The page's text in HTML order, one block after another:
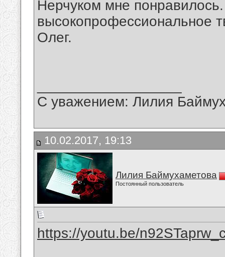
Нерчуком мне
высокопрофессиональное
Олег.
С уважением: Лилия
10.02.2017, 19:13
Лилия Баймухаметова
Постоянный пользователь
https://youtu.be/